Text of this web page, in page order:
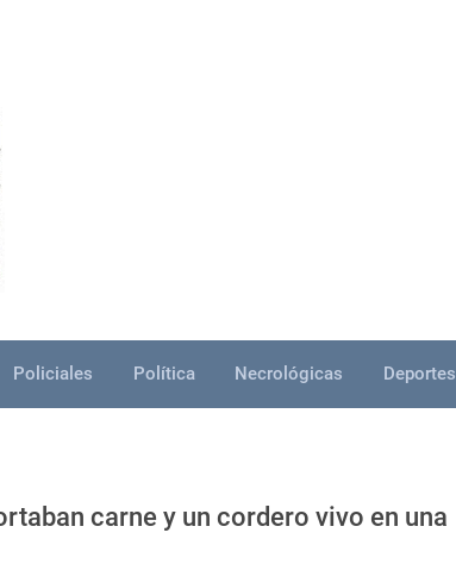
Policiales Política Necrológicas Deportes
carne y un cordero vivo en una